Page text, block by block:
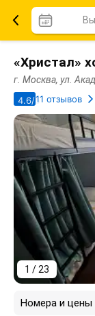
«Христал»
г. Москва, ул.
4.6/511 отзывов
1 / 23
Номера и цены